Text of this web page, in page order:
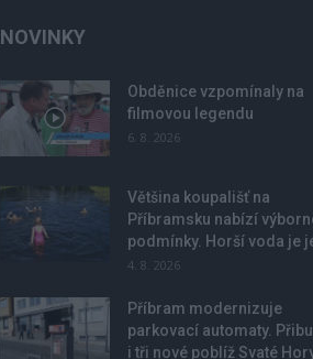
NOVINKY
Obděnice vzpomínaly na
filmovou legendu
6. 8. 2026
Většina koupališť na
Příbramsku nabízí
podmínky. Horší voda je
4. 8. 2026
Příbram modernizuje
parkovací automaty.
i tři nové poblíž Svaté